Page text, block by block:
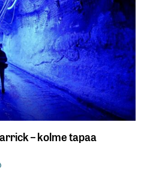
– kolme tapaa